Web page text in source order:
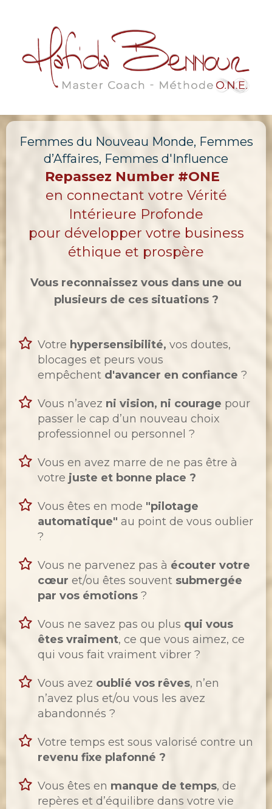
Femmes du Nouveau Monde, Femmes
d’Affaires, Femmes d'Influence
Repassez Number #ONE
en connectant votre Vérité
Intérieure Profonde
pour développer votre business
éthique et prospère
Vous reconnaissez vous dans une ou
plusieurs de ces situations ?
Votre hypersensibilité, vos doutes,
blocages et peurs vous
empêchent d'avancer en confiance ?
Vous n’avez ni vision, ni courage pour
passer le cap d’un nouveau choix
professionnel ou personnel ?
Vous en avez marre de ne pas être à
votre juste et bonne place ?
Vous êtes en mode "pilotage
automatique" au point de vous oublier
?
Vous ne parvenez pas à écouter votre
cœur et/ou êtes souvent submergée
par vos émotions ?
Vous ne savez pas ou plus qui vous
êtes vraiment, ce que vous aimez, ce
qui vous fait vraiment vibrer ?
Vous avez oublié vos rêves, n’en
n’avez plus et/ou vous les avez
abandonnés ?
Votre temps est sous valorisé contre un
revenu fixe plafonné ?
Vous êtes en manque de temps, de
repères et d’équilibre dans votre vie